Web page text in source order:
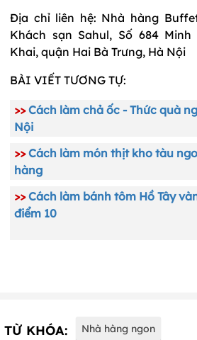
Địa chỉ liên hệ: Nhà hàng
Khách sạn Sahul, Số 684
Khai, quận Hai Bà Trưng, Hà Nội
BÀI VIẾT TƯƠNG TỰ:
>>Cách làm chả ốc - Thức quà
Nội
>>Cách làm món thịt kho tàu
hàng
>>Cách làm bánh tôm Hồ Tây
điểm 10
TỪ KHÓA: Nhà hàng ngon